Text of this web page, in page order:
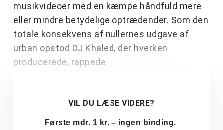
musikvideoer med en kæmpe håndfuld mere
eller mindre betydelige optrædender. Som den
totale konsekvens af nullernes udgave af
urban opstod DJ Khaled, der hverken
producerede, rappede
VIL DU LÆSE VIDERE?
Første mdr. 1 kr. – ingen binding.